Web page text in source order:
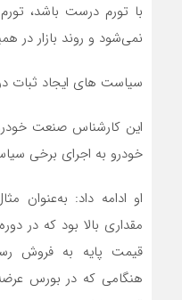
نمی‌شود و روند بازار در
سیاست های ایجاد ثبات در
این کارشناس صنعت
خودرو به اجرای برخی
او ادامه داد: به‌عنوان
مقداری بالا بود که در